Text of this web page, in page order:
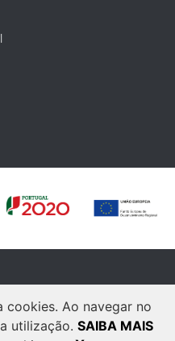
cookies. Ao navegar no
utilização. SAIBA MAIS
.